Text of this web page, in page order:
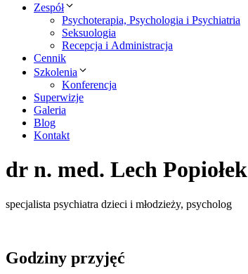
Zespół
Psychoterapia, Psychologia i Psychiatria
Seksuologia
Recepcja i Administracja
Cennik
Szkolenia
Konferencja
Superwizje
Galeria
Blog
Kontakt
dr n. med. Lech Popiołek
specjalista psychiatra dzieci i młodzieży, psycholog
Godziny przyjęć